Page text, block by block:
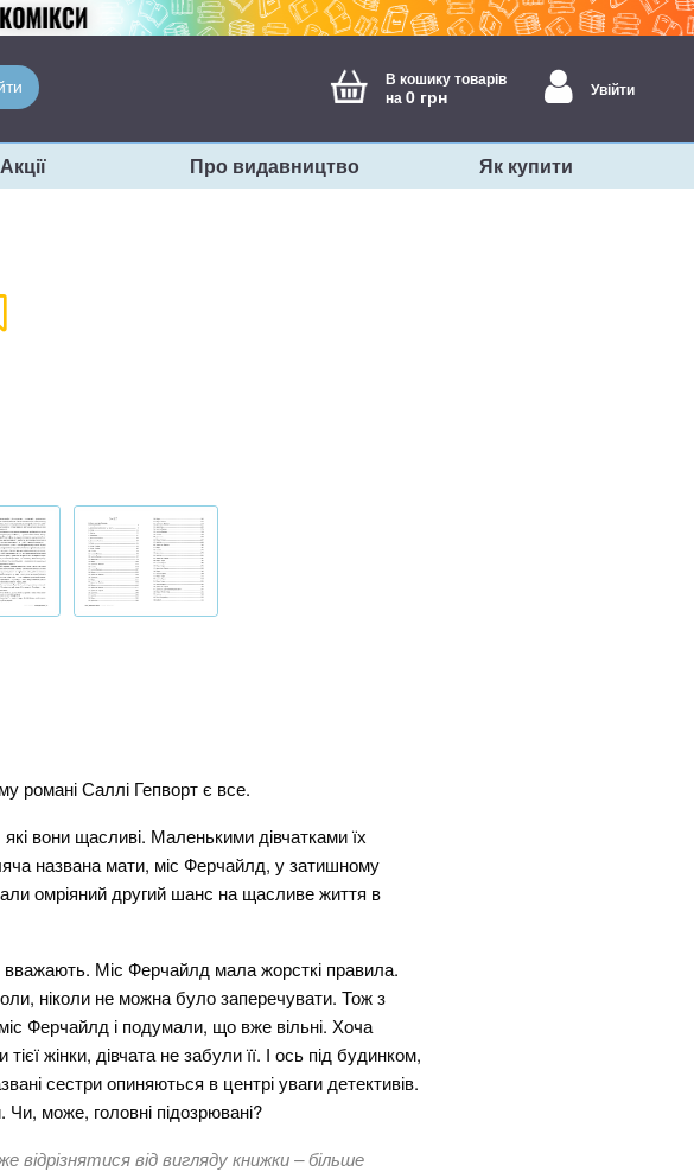
В кошику товарів
на0 грн Увійти
Акції Про видавництво Як купити
романі Саллі Гепворт є все.
які вони щасливі. Маленькими дівчатками їх
названа мати, міс Ферчайлд, у затишному
омріяний другий шанс на щасливе життя в
вважають. Міс Ферчайлд мала жорсткі правила.
ніколи не можна було заперечувати. Тож з
Ферчайлд і подумали, що вже вільні. Хоча
жінки, дівчата не забули її. І ось під будинком,
сестри опиняються в центрі уваги детективів.
може, головні підозрювані?
відрізнятися від вигляду книжки – більше